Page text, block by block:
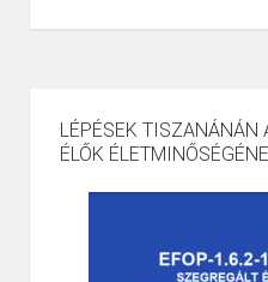
LÉPÉSEK TISZANÁNÁN
ÉLŐK